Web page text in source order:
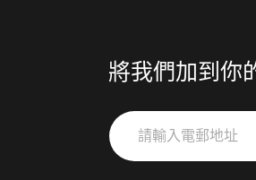
將我們加到你
請
輸